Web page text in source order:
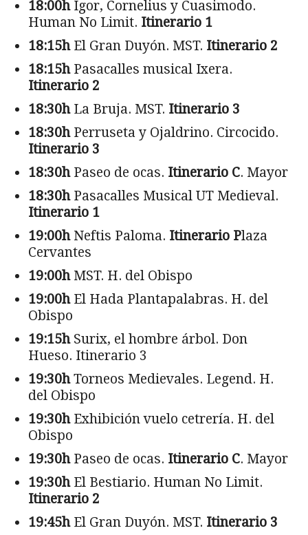
18:00hIgor, Cornelius y Cuasimodo.
Human No Limit. Itinerario 1
18:15hEl Gran Duyón. MST. Itinerario 2
18:15hPasacalles musical Ixera.
Itinerario 2
18:30hLa Bruja. MST. Itinerario 3
18:30hPerruseta y Ojaldrino. Circocido.
Itinerario 3
18:30hPaseo de ocas. Itinerario C. Mayor
18:30hPasacalles Musical UT Medieval.
Itinerario 1
19:00hNeftis Paloma. Itinerario Plaza
Cervantes
19:00hMST. H. del Obispo
19:00hEl Hada Plantapalabras. H. del
Obispo
19:15hSurix, el hombre árbol. Don
Hueso. Itinerario 3
19:30hTorneos Medievales. Legend. H.
del Obispo
19:30hExhibición vuelo cetrería. H. del
Obispo
19:30hPaseo de ocas. Itinerario C. Mayor
19:30hEl Bestiario. Human No Limit.
Itinerario 2
19:45hEl Gran Duyón. MST. Itinerario 3